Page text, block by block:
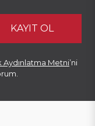
KAYIT OL
Aydınlatma Metni’ni